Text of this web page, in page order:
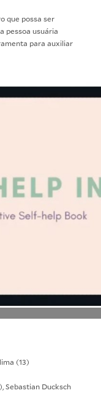
que possa ser
pessoa usuária
para auxiliar
(13)
Sebastian Ducksch